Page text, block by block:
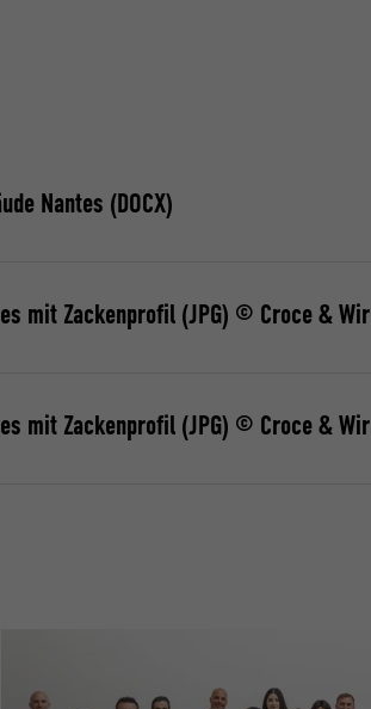
Nantes (DOCX)
mit Zackenprofil (JPG) © Croce & Wir
mit Zackenprofil (JPG) © Croce & Wir
opt-in dei
che sono
per
esser